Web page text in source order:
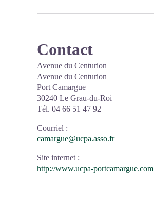
Contact
Avenue du Centurion
Avenue du Centurion
Port Camargue
30240 Le Grau-du-Roi
Tél. 04 66 51 47 92
Courriel :
camargue@ucpa.asso.fr
Site internet :
http://www.ucpa-portcamargue.com